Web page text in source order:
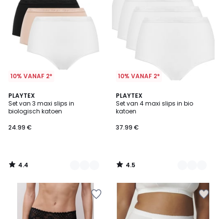
10% VANAF 2*
PLAYTEX
Set van 3 maxi slips in
biologisch katoen
24.99 €
4.4
/ 5
2
Kleuren
4.4
/
10% VANAF 2*
PLAYTEX
Set van 4 maxi slips in bio
katoen
37.99 €
4.5
/ 5
3
Kleuren
4.5
/